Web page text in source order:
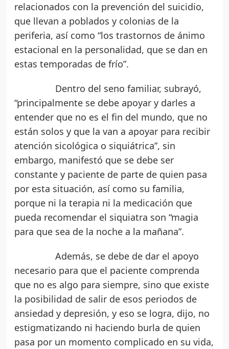
relacionados con la prevención del suicidio,
que llevan a poblados y colonias de la
periferia, así como “los trastornos de ánimo
estacional en la personalidad, que se dan en
estas temporadas de frío”.
Dentro del seno familiar, subrayó,
“principalmente se debe apoyar y darles a
entender que no es el fin del mundo, que no
están solos y que la van a apoyar para recibir
atención sicológica o siquiátrica”, sin
embargo, manifestó que se debe ser
constante y paciente de parte de quien pasa
por esta situación, así como su familia,
porque ni la terapia ni la medicación que
pueda recomendar el siquiatra son “magia
para que sea de la noche a la mañana”.
Además, se debe de dar el apoyo
necesario para que el paciente comprenda
que no es algo para siempre, sino que existe
la posibilidad de salir de esos periodos de
ansiedad y depresión, y eso se logra, dijo, no
estigmatizando ni haciendo burla de quien
pasa por un momento complicado en su vida,